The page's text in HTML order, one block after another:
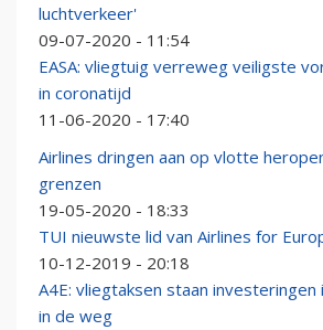
luchtverkeer'
09-07-2020 - 11:54
EASA: vliegtuig verreweg veiligste
in coronatijd
11-06-2020 - 17:40
Airlines dringen aan op vlotte
grenzen
19-05-2020 - 18:33
TUI nieuwste lid van Airlines for
10-12-2019 - 20:18
A4E: vliegtaksen staan investeringen
in de weg